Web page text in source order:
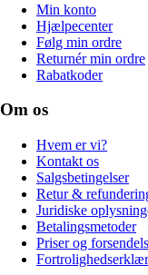
Min konto
Hjælpecenter
Følg min ordre
Returnér min ordre
Rabatkoder
Om os
Hvem er vi?
Kontakt os
Salgsbetingelser
Retur &
Juridiske
Betalingsmetoder
Priser og